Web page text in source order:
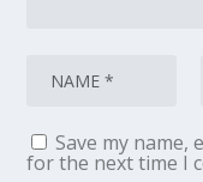
Save my name,
for the next time I